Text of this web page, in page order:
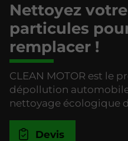
Nettoyez
particules
remplacer !
CLEAN MOTOR est le
dépollution
nettoyage écologique
Devis